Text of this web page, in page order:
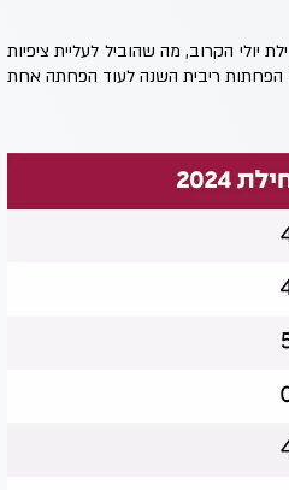
להקדים את העלאת המע"מ באחוז לשיעור של 18% כבר לתחילת יולי הקרוב, מה שהוביל לעליית ציפיות
השוק להמשך הפחתות ריבית השנה לעוד הפחתה אחת